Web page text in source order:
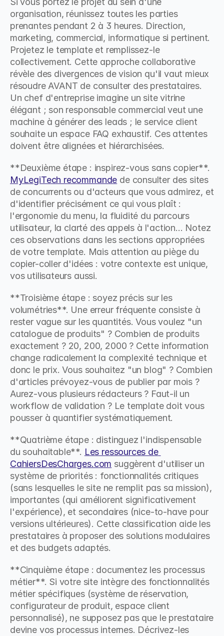
organisation, réunissez toutes les parties
prenantes pendant 2 à 3 heures. Direction,
marketing, commercial, informatique si pertinent.
Projetez le template et remplissez-le
collectivement. Cette approche collaborative
révèle des divergences de vision qu'il vaut mieux
résoudre AVANT de consulter des prestataires.
Un chef d'entreprise imagine un site vitrine
élégant ; son responsable commercial veut une
machine à générer des leads ; le service client
souhaite un espace FAQ exhaustif. Ces attentes
doivent être alignées et hiérarchisées.
MyLegiTech recommande de consulter des sites
de concurrents ou d'acteurs que vous admirez, et
d'identifier précisément ce qui vous plaît :
l'ergonomie du menu, la fluidité du parcours
utilisateur, la clarté des appels à l'action... Notez
ces observations dans les sections appropriées
de votre template. Mais attention au piège du
copier-coller d'idées : votre contexte est unique,
vos utilisateurs aussi.
**Troisième étape : soyez précis sur les
volumétries**. Une erreur fréquente consiste à
rester vague sur les quantités. Vous voulez "un
catalogue de produits" ? Combien de produits
exactement ? 20, 200, 2000 ? Cette information
change radicalement la complexité technique et
donc le prix. Vous souhaitez "un blog" ? Combien
d'articles prévoyez-vous de publier par mois ?
Aurez-vous plusieurs rédacteurs ? Faut-il un
workflow de validation ? Le template doit vous
pousser à quantifier systématiquement.
**Quatrième étape : distinguez l'indispensable
du souhaitable**. Les ressources de
CahiersDesCharges.com suggèrent d'utiliser un
système de priorités : fonctionnalités critiques
(sans lesquelles le site ne remplit pas sa mission),
importantes (qui améliorent significativement
l'expérience), et secondaires (nice-to-have pour
versions ultérieures). Cette classification aide les
prestataires à proposer des solutions modulaires
et des budgets adaptés.
**Cinquième étape : documentez les processus
métier**. Si votre site intègre des fonctionnalités
métier spécifiques (système de réservation,
configurateur de produit, espace client
personnalisé), ne supposez pas que le prestataire
devine vos processus internes. Décrivez-les